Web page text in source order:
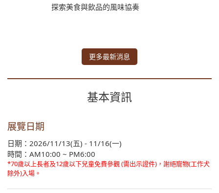
探索美食與飲品的風味協奏
更多最新消息
基本資訊
展覽日期
日期：2026/11/13(五) - 11/16(一)
時間：AM10:00 ~ PM6:00
*70歲以上長者及12歲以下兒童免費參觀 (需出示證件)，謝絕寵物(工作犬
除外)入場。